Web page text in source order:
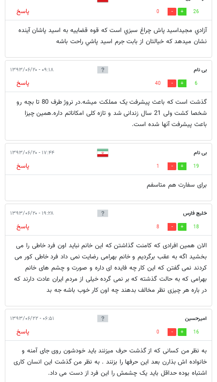
26
0
پاسخ
آزادي مجيداسيد پاش چراغ سبزي است كه قوه قضاييه به اسيد پاشان آينده
نشان ميدهد كه خيالتان از بابت جرم اسيد پاشي راحت باشه
بی نام ۰۹:۱۸ - ۱۳۹۳/۰۶/۲۰
6
40
پاسخ
گذشت است که باعث پیشرفت یک مملکت میشه.در نروژ طرف 80 تا بچه رو
شخصا کشت ولی 21 سال زندانی شد و تازه کلی امکاناتم داره.همین چیزا
باعث پیشرفت آنها شده است.
بی نام ۱۷:۴۴ - ۱۳۹۳/۰۶/۲۰
19
1
پاسخ
برای سفارت هم متاسفم
خلیج فارس ۱۹:۲۸ - ۱۳۹۳/۰۶/۲۰
18
8
پاسخ
الان همین افرادی که کامنت گذاشتن که این خانم نباید اون فرد خاطی را می
بخشید اگه به عقب برگردیم و خانم بهرامی رضایت نمی داد فرد خاطی کور می
کردند نمی گفتن که این کار چه فایده ای داره و صورت و چشم های خانم
بهرامی که به حالت گذشته که بر نمی گرده خیلی از مردم ایران عادت دارند که
در باره هر چیزی نظر مخالف بدهند چه اون کار خوب باشه جه بد
امیرحسین ۰۶:۵۱ - ۱۳۹۳/۰۶/۲۲
16
0
پاسخ
به نظر من کسانی که از گذشت حرف میزنند باید خودشون روی جای آمنه و
خانواده اش بذارن بعد این حرفها را بزنند . به نظر من گذشت این انسان کاری
اشتباه بوده حداقل باید یک چشمش را این فرد از دست می داد.